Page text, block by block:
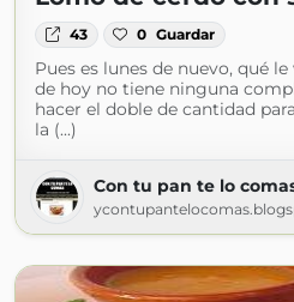
43 0 Guardar
Pues es lunes de nuevo, qué
de hoy no tiene ninguna
hacer el doble de cantidad
la (...)
Con tu pan te lo